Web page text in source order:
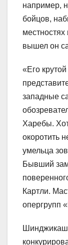
например,
бойцов,
местностях
вышел он
«Его
западные
Харебы.
окоротить
умельца
Бывший
Картли.
опергрупп